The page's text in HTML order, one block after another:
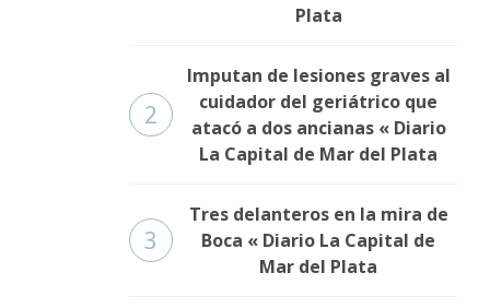
Plata
2
Imputan de lesiones graves al
cuidador del geriátrico que
atacó a dos ancianas « Diario
La Capital de Mar del Plata
3
Tres delanteros en la mira de
Boca « Diario La Capital de
Mar del Plata